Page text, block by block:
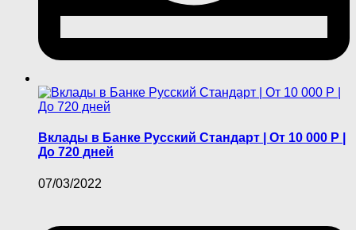
Вклады в Банке Русский Стандарт | От 10 000 P |
До 720 дней
07/03/2022